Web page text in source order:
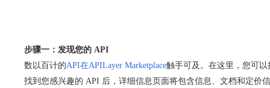
步骤一：发现您的 API
数以百计的API在APILayer Marketplace触手可及。在这里，您可
找到您感兴趣的 API 后，详细信息页面将包含信息、文档和定价